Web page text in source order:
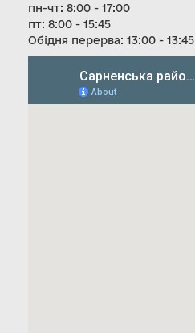
пн-чт: 8:00 - 17:00
пт: 8:00 - 15:45
Обідня перерва: 13:00 - 13:45